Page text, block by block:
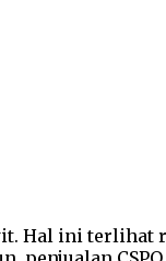
Hal ini terlihat